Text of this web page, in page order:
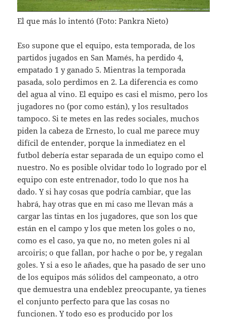
El que más lo intentó (Foto: Pankra Nieto)
Eso supone que el equipo, esta temporada, de los
partidos jugados en San Mamés, ha perdido 4,
empatado 1 y ganado 5. Mientras la temporada
pasada, solo perdimos en 2. La diferencia es como
del agua al vino. El equipo es casi el mismo, pero los
jugadores no (por como están), y los resultados
tampoco. Si te metes en las redes sociales, muchos
piden la cabeza de Ernesto, lo cual me parece muy
difícil de entender, porque la inmediatez en el
futbol debería estar separada de un equipo como el
nuestro. No es posible olvidar todo lo logrado por el
equipo con este entrenador, todo lo que nos ha
dado. Y si hay cosas que podría cambiar, que las
habrá, hay otras que en mi caso me llevan más a
cargar las tintas en los jugadores, que son los que
están en el campo y los que meten los goles o no,
como es el caso, ya que no, no meten goles ni al
arcoiris; o que fallan, por hache o por be, y regalan
goles. Y si a eso le añades, que ha pasado de ser uno
de los equipos más sólidos del campeonato, a otro
que demuestra una endeblez preocupante, ya tienes
el conjunto perfecto para que las cosas no
funcionen. Y todo eso es producido por los